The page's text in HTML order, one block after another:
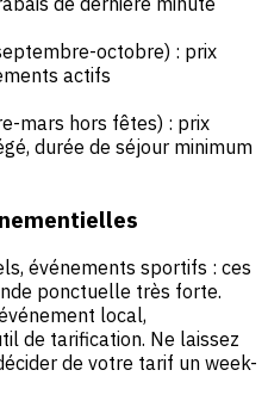
octobre) : prix
actifs
mars hors fêtes) : prix
durée de séjour minimum
événements sportifs : ces
ponctuelle très forte.
local,
de tarification. Ne laissez
de votre tarif un week-